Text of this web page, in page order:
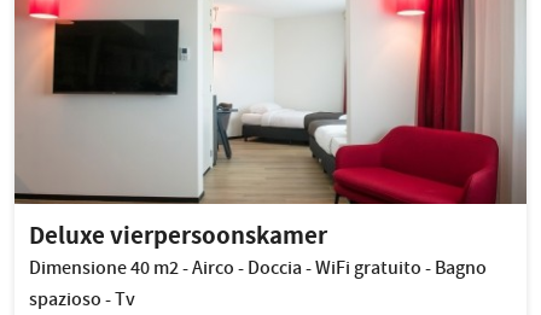
Deluxe vierpersoonskamer
Dimensione 40 m2 - Airco - Doccia - WiFi gratuito - Bagno
spazioso - Tv